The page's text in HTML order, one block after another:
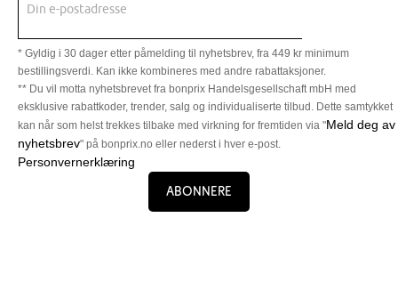
Din e-postadresse
* Gyldig i 30 dager etter påmelding til nyhetsbrev, fra 449 kr minimum
bestillingsverdi. Kan ikke kombineres med andre rabattaksjoner.
** Du vil motta nyhetsbrevet fra bonprix Handelsgesellschaft mbH med
eksklusive rabattkoder, trender, salg og individualiserte tilbud. Dette samtykket
kan når som helst trekkes tilbake med virkning for fremtiden via "Meld deg av
nyhetsbrev" på bonprix.no eller nederst i hver e-post.
Personvernerklæring
Abonnere